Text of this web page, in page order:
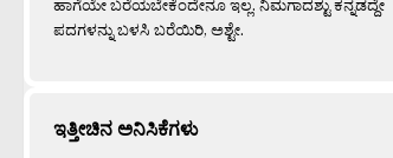
ಹಾಗೆಯೇ ಬರೆಯಬೇಕೆಂದೇನೂ ಇಲ್ಲ. ನಿಮಗಾದಶ್ಟು ಕನ್ನಡದ್ದೇ
ಪದಗಳನ್ನು ಬಳಸಿ ಬರೆಯಿರಿ, ಅಶ್ಟೇ.
ಇತ್ತೀಚಿನ ಅನಿಸಿಕೆಗಳು